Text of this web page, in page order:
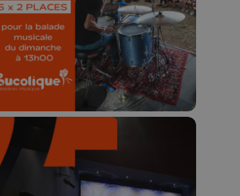
LinkedIn
sur Whatsapp
Concours valable jusqu'au 9 août,
23h59.